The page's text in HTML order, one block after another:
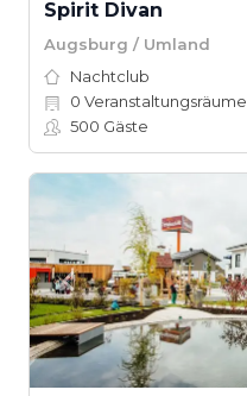
Spirit Divan
Augsburg / Umland
Nachtclub
0 Veranstaltungsräume
500 Gäste